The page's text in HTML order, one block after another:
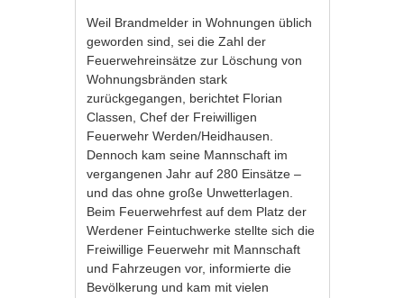
Weil Brandmelder in Wohnungen üblich
geworden sind, sei die Zahl der
Feuerwehreinsätze zur Löschung von
Wohnungsbränden stark
zurückgegangen, berichtet Florian
Classen, Chef der Freiwilligen
Feuerwehr Werden/Heidhausen.
Dennoch kam seine Mannschaft im
vergangenen Jahr auf 280 Einsätze –
und das ohne große Unwetterlagen.
Beim Feuerwehrfest auf dem Platz der
Werdener Feintuchwerke stellte sich die
Freiwillige Feuerwehr mit Mannschaft
und Fahrzeugen vor, informierte die
Bevölkerung und kam mit vielen